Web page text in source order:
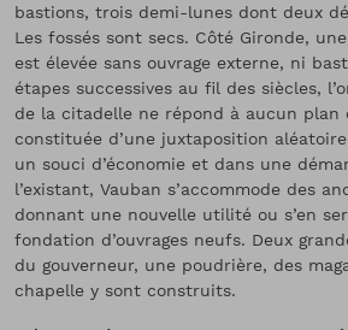
bastions, trois demi-lunes dont deux
Les fossés sont secs. Côté Gironde,
est élevée sans ouvrage externe, ni
étapes successives au fil des siècles,
de la citadelle ne répond à aucun plan
constituée d’une juxtaposition
un souci d’économie et dans une
l’existant, Vauban s’accommode des
donnant une nouvelle utilité ou s’en
fondation d’ouvrages neufs. Deux
du gouverneur, une poudrière, des
chapelle y sont construits.